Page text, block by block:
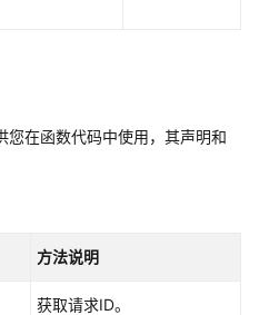
在函数代码中使用，其声明和
方法说明
获取请求ID。